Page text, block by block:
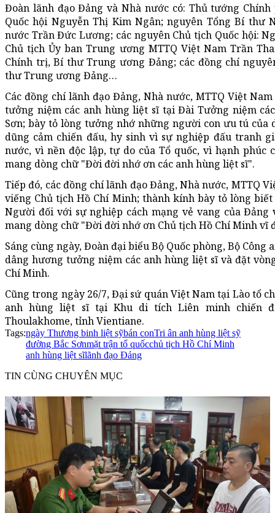
Đoàn lãnh đạo Đảng và Nhà nước có: Thủ tướng
Quốc hội Nguyễn Thị Kim Ngân; nguyên Tổng Bí thư
nước Trần Đức Lương; các nguyên Chủ tịch Quốc hội:
Chủ tịch Ủy ban Trung ương MTTQ Việt Nam Trần
Chính trị, Bí thư Trung ương Đảng; các đồng chí
thư Trung ương Đảng…
Các đồng chí lãnh đạo Đảng, Nhà nước, MTTQ Việt
tưởng niệm các anh hùng liệt sĩ tại Đài Tưởng niệm
Sơn; bày tỏ lòng tưởng nhớ những người con ưu tú của
dũng cảm chiến đấu, hy sinh vì sự nghiệp đấu tranh
nước, vì nền độc lập, tự do của Tổ quốc, vì hạnh phúc
mang dòng chữ "Đời đời nhớ ơn các anh hùng liệt sĩ".
Tiếp đó, các đồng chí lãnh đạo Đảng, Nhà nước, MTTQ
viếng Chủ tịch Hồ Chí Minh; thành kính bày tỏ lòng
Người đối với sự nghiệp cách mạng vẻ vang của Đảng
mang dòng chữ "Đời đời nhớ ơn Chủ tịch Hồ Chí Minh vĩ
Sáng cùng ngày, Đoàn đại biểu Bộ Quốc phòng, Bộ
dâng hương tưởng niệm các anh hùng liệt sĩ và đặt
Chí Minh.
Cũng trong ngày 26/7, Đại sứ quán Việt Nam tại Lào tổ
anh hùng liệt sĩ tại Khu di tích Liên minh chiến
Thoulakhome, tỉnh Vientiane.
Tags:ngày Thương binh liệt sỹbán conTri ân anh hùng liệt sỹ
đường Bắc Sơnmặt trận tổ quốcchủ tịch Hồ Chí Minh
anh hùng liệt sĩlãnh đạo Đảng
TIN CÙNG CHUYÊN MỤC